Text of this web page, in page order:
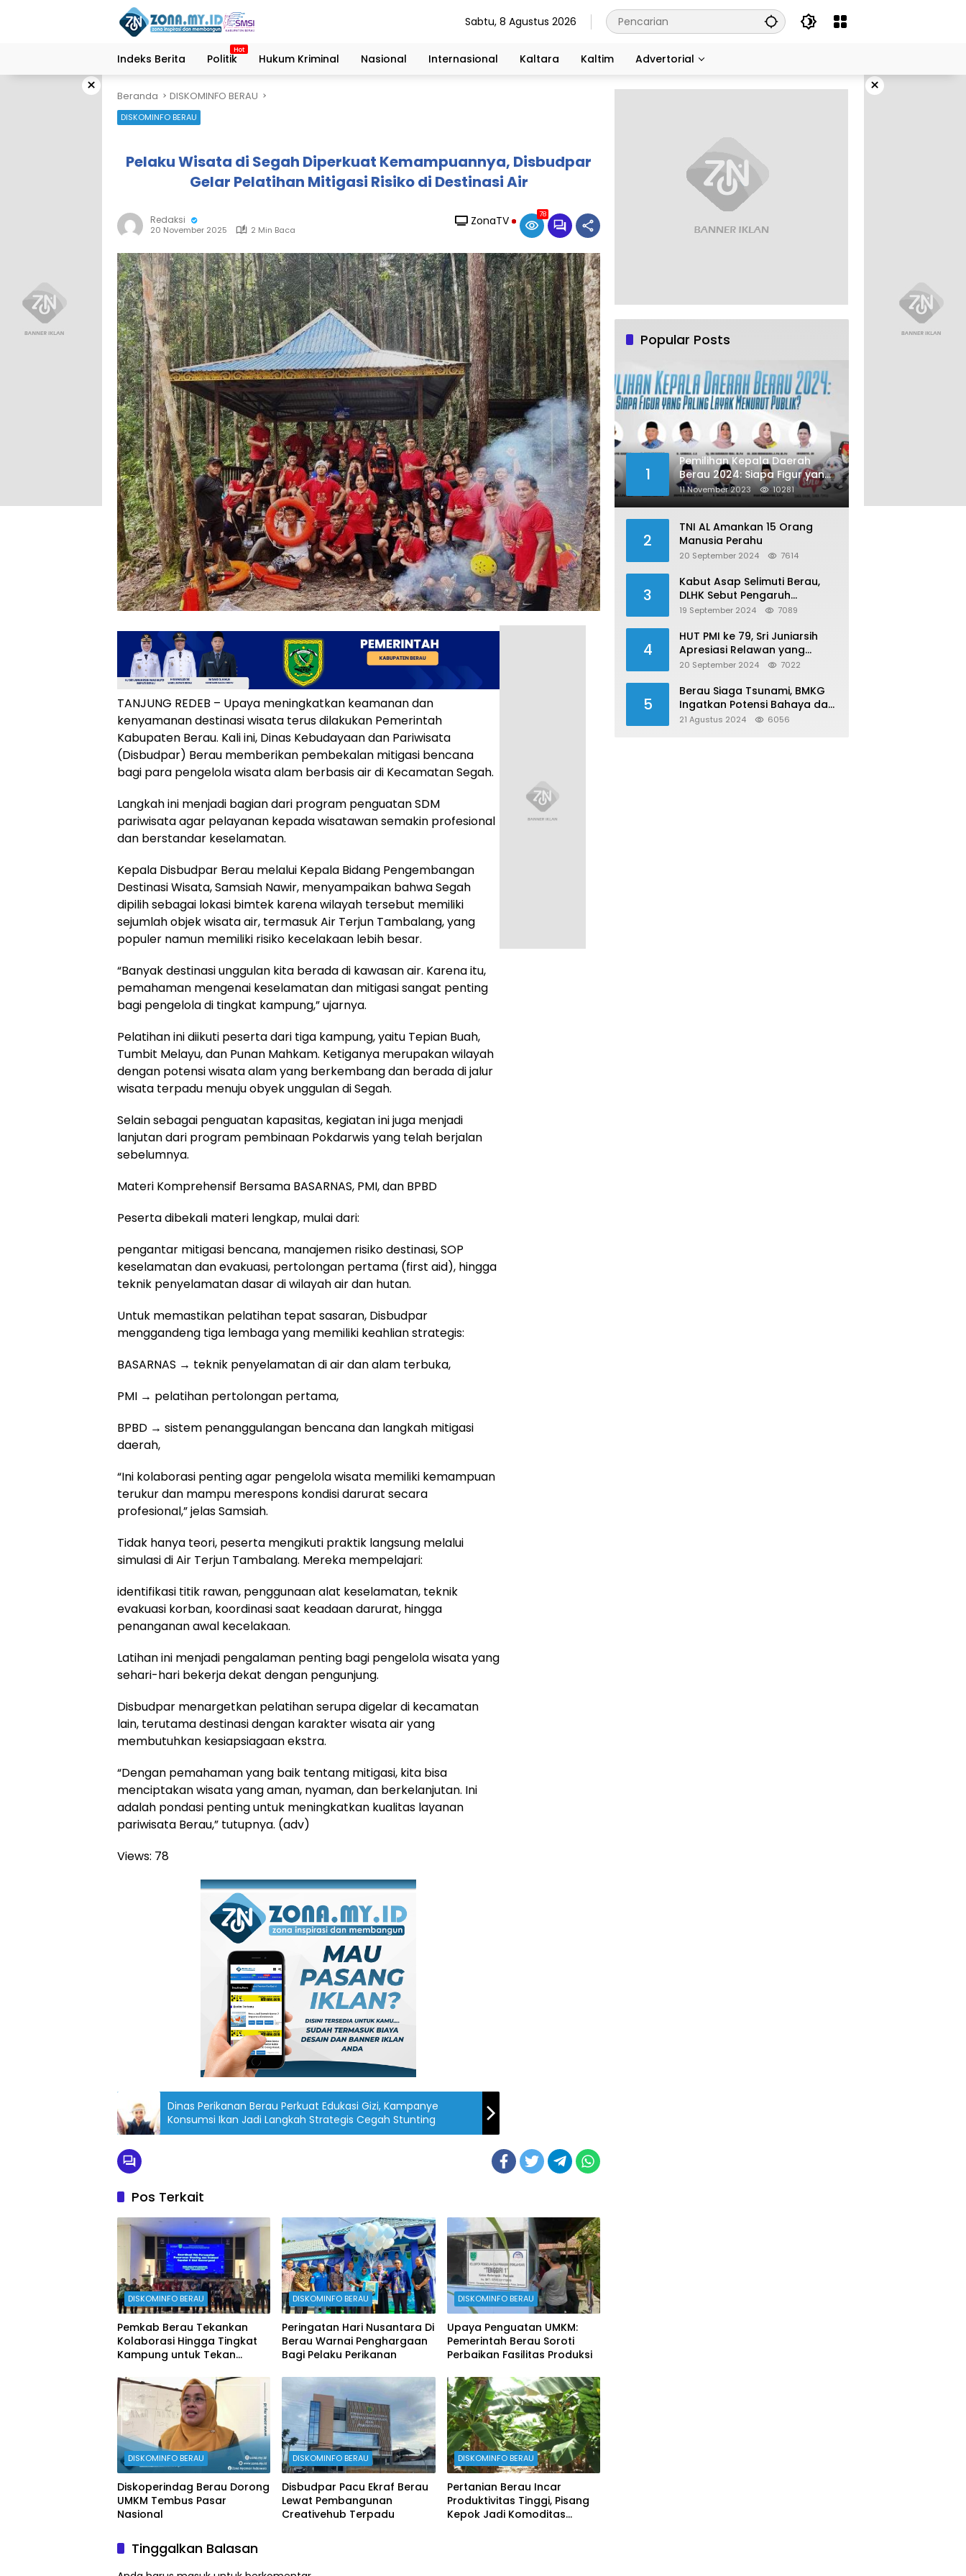
Sabtu, 8 Agustus 2026
Indeks Berita Politik Hukum Kriminal Nasional Internasional Kaltara Kaltim Advertorial
× ×
Beranda DISKOMINFO BERAU
DISKOMINFO BERAU
Pelaku Wisata di Segah Diperkuat Kemampuannya, Disbudpar
Gelar Pelatihan Mitigasi Risiko di Destinasi Air
Redaksi
20 November 2025 2 Min Baca
ZonaTV 78
TANJUNG REDEB – Upaya meningkatkan keamanan dan
kenyamanan destinasi wisata terus dilakukan Pemerintah
Kabupaten Berau. Kali ini, Dinas Kebudayaan dan Pariwisata
(Disbudpar) Berau memberikan pembekalan mitigasi bencana
bagi para pengelola wisata alam berbasis air di Kecamatan Segah.
Langkah ini menjadi bagian dari program penguatan SDM
pariwisata agar pelayanan kepada wisatawan semakin profesional
dan berstandar keselamatan.
Kepala Disbudpar Berau melalui Kepala Bidang Pengembangan
Destinasi Wisata, Samsiah Nawir, menyampaikan bahwa Segah
dipilih sebagai lokasi bimtek karena wilayah tersebut memiliki
sejumlah objek wisata air, termasuk Air Terjun Tambalang, yang
populer namun memiliki risiko kecelakaan lebih besar.
“Banyak destinasi unggulan kita berada di kawasan air. Karena itu,
pemahaman mengenai keselamatan dan mitigasi sangat penting
bagi pengelola di tingkat kampung,” ujarnya.
Pelatihan ini diikuti peserta dari tiga kampung, yaitu Tepian Buah,
Tumbit Melayu, dan Punan Mahkam. Ketiganya merupakan wilayah
dengan potensi wisata alam yang berkembang dan berada di jalur
wisata terpadu menuju obyek unggulan di Segah.
Selain sebagai penguatan kapasitas, kegiatan ini juga menjadi
lanjutan dari program pembinaan Pokdarwis yang telah berjalan
sebelumnya.
Materi Komprehensif Bersama BASARNAS, PMI, dan BPBD
Peserta dibekali materi lengkap, mulai dari:
pengantar mitigasi bencana, manajemen risiko destinasi, SOP
keselamatan dan evakuasi, pertolongan pertama (first aid), hingga
teknik penyelamatan dasar di wilayah air dan hutan.
Untuk memastikan pelatihan tepat sasaran, Disbudpar
menggandeng tiga lembaga yang memiliki keahlian strategis:
BASARNAS → teknik penyelamatan di air dan alam terbuka,
PMI → pelatihan pertolongan pertama,
BPBD → sistem penanggulangan bencana dan langkah mitigasi
daerah,
“Ini kolaborasi penting agar pengelola wisata memiliki kemampuan
terukur dan mampu merespons kondisi darurat secara
profesional,” jelas Samsiah.
Tidak hanya teori, peserta mengikuti praktik langsung melalui
simulasi di Air Terjun Tambalang. Mereka mempelajari:
identifikasi titik rawan, penggunaan alat keselamatan, teknik
evakuasi korban, koordinasi saat keadaan darurat, hingga
penanganan awal kecelakaan.
Latihan ini menjadi pengalaman penting bagi pengelola wisata yang
sehari-hari bekerja dekat dengan pengunjung.
Disbudpar menargetkan pelatihan serupa digelar di kecamatan
lain, terutama destinasi dengan karakter wisata air yang
membutuhkan kesiapsiagaan ekstra.
“Dengan pemahaman yang baik tentang mitigasi, kita bisa
menciptakan wisata yang aman, nyaman, dan berkelanjutan. Ini
adalah pondasi penting untuk meningkatkan kualitas layanan
pariwisata Berau,” tutupnya. (adv)
Views: 78
Dinas Perikanan Berau Perkuat Edukasi Gizi, Kampanye
Konsumsi Ikan Jadi Langkah Strategis Cegah Stunting
Pos Terkait
DISKOMINFO BERAU
Pemkab Berau Tekankan
Kolaborasi Hingga Tingkat
Kampung untuk Tekan
DISKOMINFO BERAU
Peringatan Hari Nusantara Di
Berau Warnai Penghargaan
Bagi Pelaku Perikanan
DISKOMINFO BERAU
Upaya Penguatan UMKM:
Pemerintah Berau Soroti
Perbaikan Fasilitas Produksi
DISKOMINFO BERAU
Diskoperindag Berau Dorong
UMKM Tembus Pasar
Nasional
DISKOMINFO BERAU
Disbudpar Pacu Ekraf Berau
Lewat Pembangunan
Creativehub Terpadu
DISKOMINFO BERAU
Pertanian Berau Incar
Produktivitas Tinggi, Pisang
Kepok Jadi Komoditas
Tinggalkan Balasan
Popular Posts
1
Pemilihan Kepala Daerah
Berau 2024: Siapa Figur yang
Paling Layak Menurut Publik?
11 November 2023 10281
2
TNI AL Amankan 15 Orang
Manusia Perahu
20 September 2024 7614
3
Kabut Asap Selimuti Berau,
DLHK Sebut Pengaruh
Karhutla
19 September 2024 7089
4
HUT PMI ke 79, Sri Juniarsih
Apresiasi Relawan yang
Konsisten Donor Darah
20 September 2024 7022
5
Berau Siaga Tsunami, BMKG
Ingatkan Potensi Bahaya dari
Megathrust Utara Sulawesi
21 Agustus 2024 6056